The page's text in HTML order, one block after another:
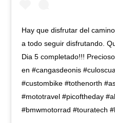
Hay que disfrutar del
a todo seguir disfrutando.
Dia 5 completado!!!
en #cangasdeonis
#custombike #tothenorth
#mototravel #picoftheday
#bmwmotorrad #touratech